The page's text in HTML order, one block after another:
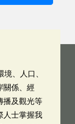
、人口、
關係、經
播及觀光等
人士掌握我